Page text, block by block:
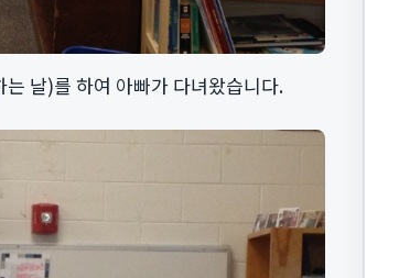
날)를 하여 아빠가 다녀왔습니다.